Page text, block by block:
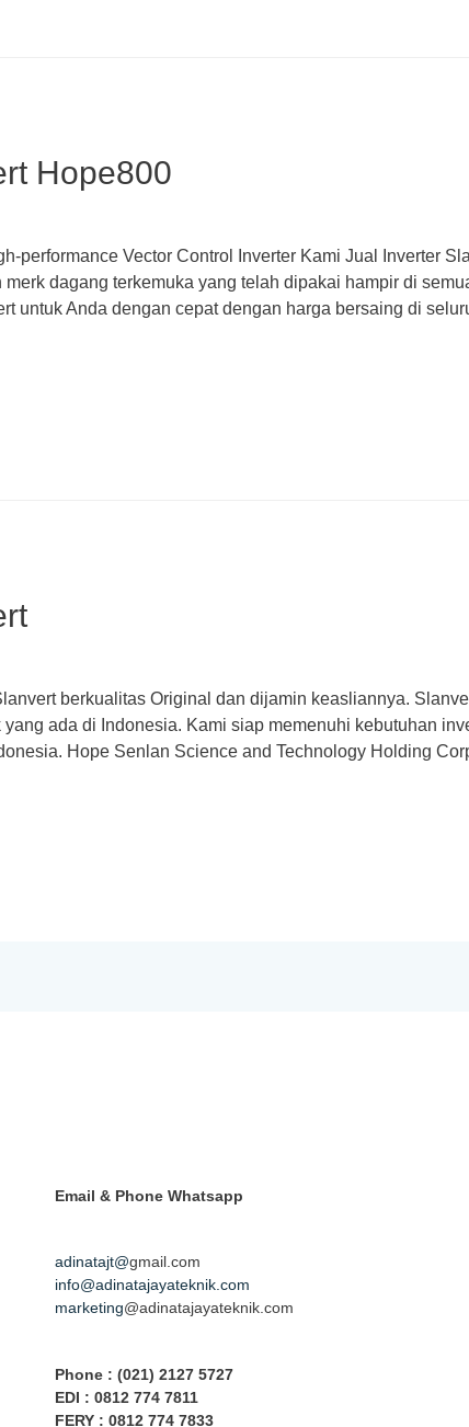
Hope800
performance Vector Control Inverter Kami Jual Inverter
dagang terkemuka yang telah dipakai hampir di
untuk Anda dengan cepat dengan harga bersaing di
berkualitas Original dan dijamin keasliannya.
ada di Indonesia. Kami siap memenuhi kebutuhan
Hope Senlan Science and Technology Holding
Email & Phone Whatsapp
adinatajt@gmail.com
info@adinatajayateknik.com
marketing@adinatajayateknik.com
Phone : (021) 2127 5727
EDI : 0812 774 7811
FERY : 0812 774 7833